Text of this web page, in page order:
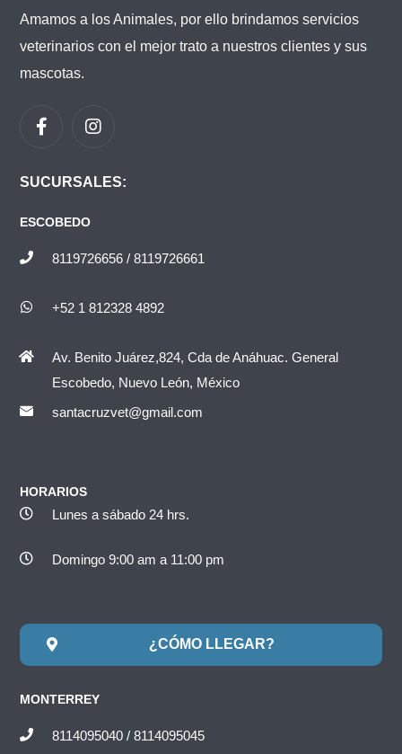
Amamos a los Animales, por ello brindamos servicios
veterinarios con el mejor trato a nuestros clientes y sus
mascotas.
SUCURSALES:
ESCOBEDO
8119726656 / 8119726661
+52 1 812328 4892
Av. Benito Juárez,824, Cda de Anáhuac. General
Escobedo, Nuevo León, México
santacruzvet@gmail.com
HORARIOS
Lunes a sábado 24 hrs.
Domingo 9:00 am a 11:00 pm
¿CÓMO LLEGAR?
MONTERREY
8114095040 / 8114095045